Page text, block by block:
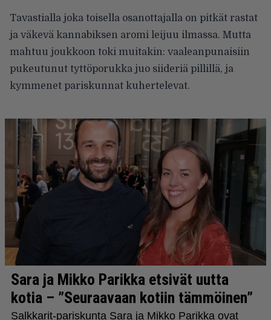
Tavastialla joka toisella osanottajalla on pitkät rastat
ja väkevä kannabiksen aromi leijuu ilmassa. Mutta
mahtuu joukkoon toki muitakin: vaaleanpunaisiin
pukeutunut tyttöporukka juo siideriä pillillä, ja
kymmenet pariskunnat kuhertelevat.